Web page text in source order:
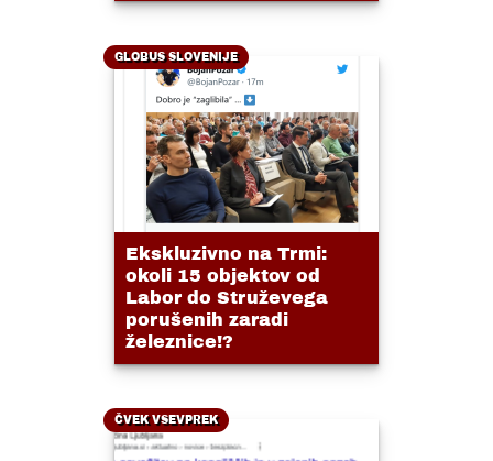
GLOBUS SLOVENIJE
Ekskluzivno na Trmi:
okoli 15 objektov od
Labor do Struževega
porušenih zaradi
železnice!?
ČVEK VSEVPREK